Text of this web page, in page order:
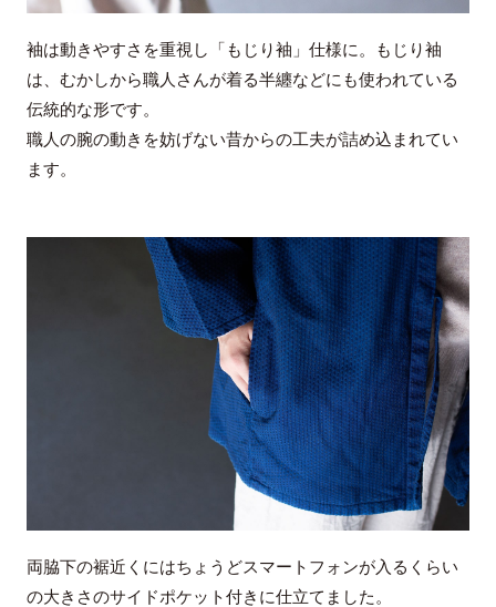
袖は動きやすさを重視し「もじり袖」仕様に。もじり袖
は、むかしから職人さんが着る半纏などにも使われている
伝統的な形です。
職人の腕の動きを妨げない昔からの工夫が詰め込まれてい
ます。
両脇下の裾近くにはちょうどスマートフォンが入るくらい
の大きさのサイドポケット付きに仕立てました。